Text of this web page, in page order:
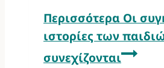
Περισσότερα Οι
ιστορίες των
συνεχίζονται